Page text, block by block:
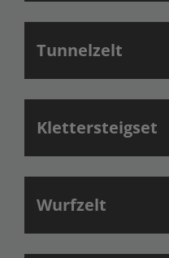
Tunnelzelt
Klettersteigset
Wurfzelt